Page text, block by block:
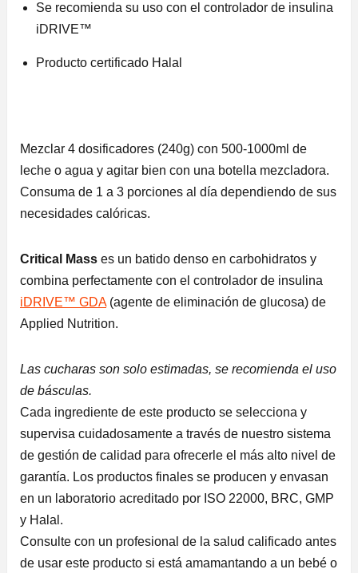
Se recomienda su uso con el controlador de insulina
iDRIVE™
Producto certificado Halal
Mezclar 4 dosificadores (240g) con 500-1000ml de
leche o agua y agitar bien con una botella mezcladora.
Consuma de 1 a 3 porciones al día dependiendo de sus
necesidades calóricas.
Critical Mass es un batido denso en carbohidratos y
combina perfectamente con el controlador de insulina
iDRIVE™ GDA(agente de eliminación de glucosa) de
Applied Nutrition.
Las cucharas son solo estimadas, se recomienda el uso
de básculas.
Cada ingrediente de este producto se selecciona y
supervisa cuidadosamente a través de nuestro sistema
de gestión de calidad para ofrecerle el más alto nivel de
garantía. Los productos finales se producen y envasan
en un laboratorio acreditado por ISO 22000, BRC, GMP
y Halal.
Consulte con un profesional de la salud calificado antes
de usar este producto si está amamantando a un bebé o